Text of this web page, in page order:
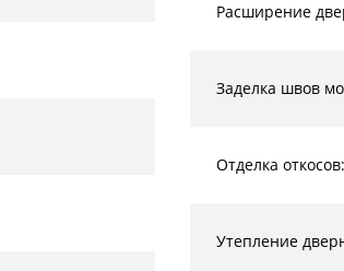
Расширение
Заделка швов
Отделка откосов:
Утепление